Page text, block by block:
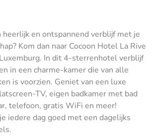
heerlijk en ontspannend verblijf met je
Kom dan naar Cocoon Hotel La Rive
In dit 4-sterrenhotel verblijf
in een charme-kamer die van alle
is voorzien. Geniet van een luxe
TV, eigen badkamer met bad
telefoon, gratis WiFi en meer!
iedere dag goed met een dagelijks